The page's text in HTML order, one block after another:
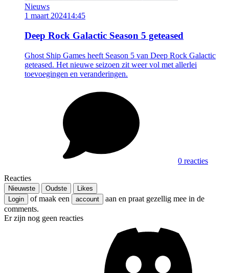
Nieuws
1 maart 202414:45
Deep Rock Galactic Season 5 geteased
Ghost Ship Games heeft Season 5 van Deep Rock Galactic
geteased. Het nieuwe seizoen zit weer vol met allerlei
toevoegingen en veranderingen.
0 reacties
Reacties
Nieuwste Oudste
Likes
Login
of maak een account
aan en praat gezellig mee in de
comments.
Er zijn nog geen reacties